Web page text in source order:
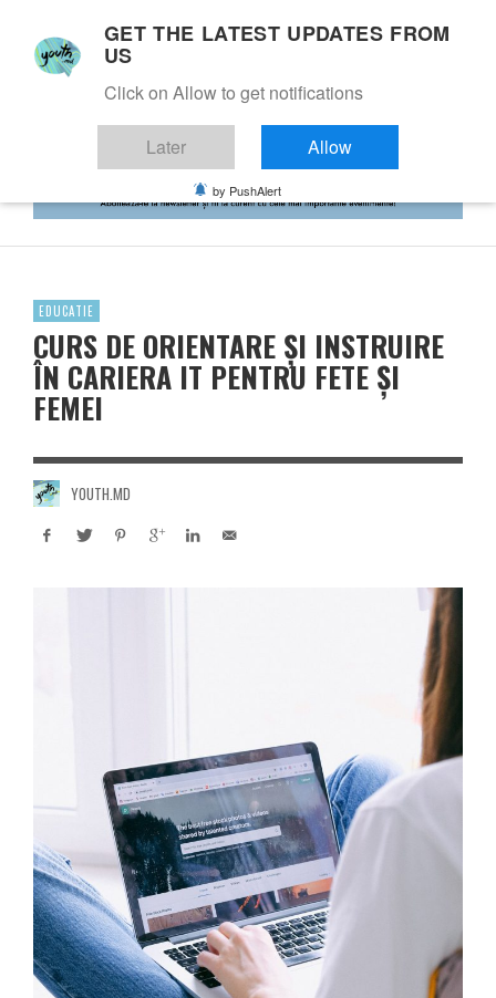
EDUCATIE
CURS DE ORIENTARE ȘI INSTRUIRE
ÎN CARIERA IT PENTRU FETE ȘI
FEMEI
YOUTH.MD
GET THE LATEST UPDATES FROM
US
Click on Allow to get notifications
Later Allow
by PushAlert